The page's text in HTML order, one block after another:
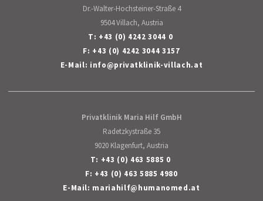
Dr.-Walter-Hochsteiner-Straße 4
9504 Villach, Austria
T: +43 (0) 4242 3044 0
F: +43 (0) 4242 3044 3157
E-Mail: info@privatklinik-villach.at
Privatklinik Maria Hilf GmbH
Radetzkystraße 35
9020 Klagenfurt, Austria
T: +43 (0) 463 5885 0
F: +43 (0) 463 5885 4980
E-Mail: mariahilf@humanomed.at